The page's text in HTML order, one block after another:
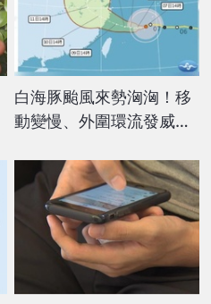
白海豚颱風來勢洶洶！移
動變慢、外圍環流發威